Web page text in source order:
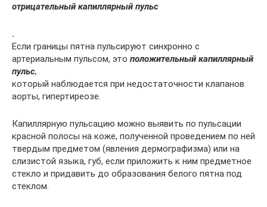
отрицательный капиллярный пульс
.
Если границы пятна пульсируют синхронно с
артериальным пульсом, это положительный капиллярный
пульс,
который наблюдается при недостаточности клапанов
аорты, гипертиреозе.
Капиллярную пульсацию можно выявить по пульсации
красной полосы на коже, полученной проведением по ней
твердым предметом (явления дермографизма) или на
слизистой языка, губ, если приложить к ним предметное
стекло и придавить до образования белого пятна под
стеклом.